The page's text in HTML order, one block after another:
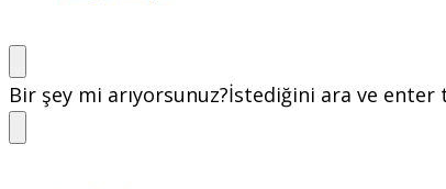
Bir şey mi arıyorsunuz?İstediğini ara ve enter